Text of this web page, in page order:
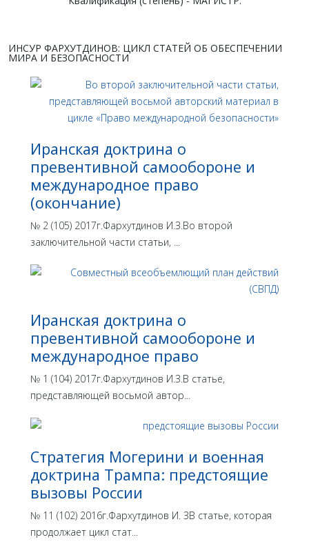
ИНСУР ФАРХУТДИНОВ: ЦИКЛ СТАТЕЙ ОБ ОБЕСПЕЧЕНИИ
МИРА И БЕЗОПАСНОСТИ
Иранская доктрина о
превентивной самообороне и
международное право
(окончание)
№ 2 (105) 2017г.Фархутдинов И.З.Во второй
заключительной части статьи, ...
Иранская доктрина о
превентивной самообороне и
международное право
№ 1 (104) 2017г.Фархутдинов И.З.В статье,
представляющей восьмой автор...
Стратегия Могерини и военная
доктрина Трампа: предстоящие
вызовы России
№ 11 (102) 2016г.Фархутдинов И. ЗВ статье, которая
продолжает цикл стат...